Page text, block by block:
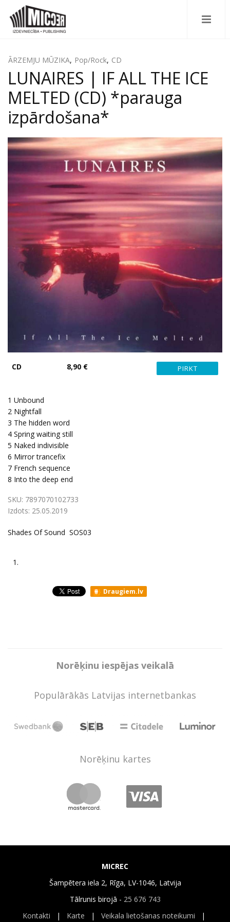
ĀRZEMJU MŪZIKA, Pop/Rock, CD
LUNAIRES | IF ALL THE ICE
MELTED (CD) *parauga
izpārdošana*
CD 8,90 €
1 Unbound
2 Nightfall
3 The hidden word
4 Spring waiting still
5 Naked indivisible
6 Mirror trancefix
7 French sequence
8 Into the deep end
SKU: 7897070102733
Izdots: 25.05.2019
Shades Of Sound SOS03
1.
Draugiem.lv
Norēķinu iespējas veikalā
Populārākās Latvijas internetbankas
Norēķinu kartes
MICREC
Šampētera iela 2, Rīga, LV-1046, Latvija
Tālrunis birojā - 25 676 743
Kontakti | Karte | Veikala lietošanas noteikumi |